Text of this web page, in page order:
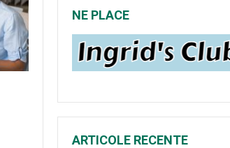
NE PLACE
ARTICOLE RECENTE